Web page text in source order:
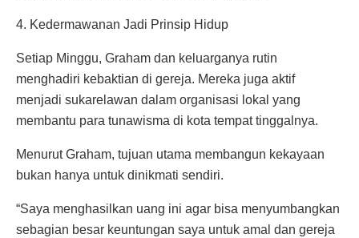
4. Kedermawanan Jadi Prinsip Hidup
Setiap Minggu, Graham dan keluarganya rutin
menghadiri kebaktian di gereja. Mereka juga aktif
menjadi sukarelawan dalam organisasi lokal yang
membantu para tunawisma di kota tempat tinggalnya.
Menurut Graham, tujuan utama membangun kekayaan
bukan hanya untuk dinikmati sendiri.
“Saya menghasilkan uang ini agar bisa menyumbangkan
sebagian besar keuntungan saya untuk amal dan gereja